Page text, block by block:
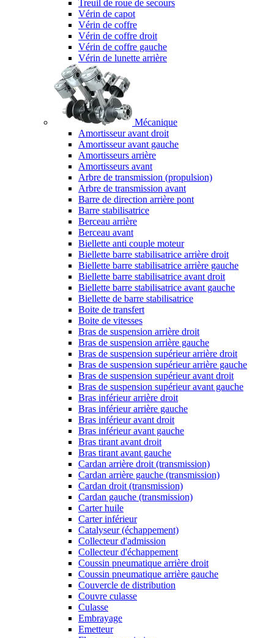
Treuil de roue de secours
Vérin de capot
Vérin de coffre
Vérin de coffre droit
Vérin de coffre gauche
Vérin de lunette arrière
Mécanique
Amortisseur avant droit
Amortisseur avant gauche
Amortisseurs arrière
Amortisseurs avant
Arbre de transmission (propulsion)
Arbre de transmission avant
Barre de direction arrière pont
Barre stabilisatrice
Berceau arrière
Berceau avant
Biellette anti couple moteur
Biellette barre stabilisatrice arrière droit
Biellette barre stabilisatrice arrière gauche
Biellette barre stabilisatrice avant droit
Biellette barre stabilisatrice avant gauche
Biellette de barre stabilisatrice
Boite de transfert
Boite de vitesses
Bras de suspension arrière droit
Bras de suspension arrière gauche
Bras de suspension supérieur arrière droit
Bras de suspension supérieur arrière gauche
Bras de suspension supérieur avant droit
Bras de suspension supérieur avant gauche
Bras inférieur arrière droit
Bras inférieur arrière gauche
Bras inférieur avant droit
Bras inférieur avant gauche
Bras tirant avant droit
Bras tirant avant gauche
Cardan arrière droit (transmission)
Cardan arrière gauche (transmission)
Cardan droit (transmission)
Cardan gauche (transmission)
Carter huile
Carter inférieur
Catalyseur (échappement)
Collecteur d'admission
Collecteur d'échappement
Coussin pneumatique arrière droit
Coussin pneumatique arrière gauche
Couvercle de distribution
Couvre culasse
Culasse
Embrayage
Emetteur